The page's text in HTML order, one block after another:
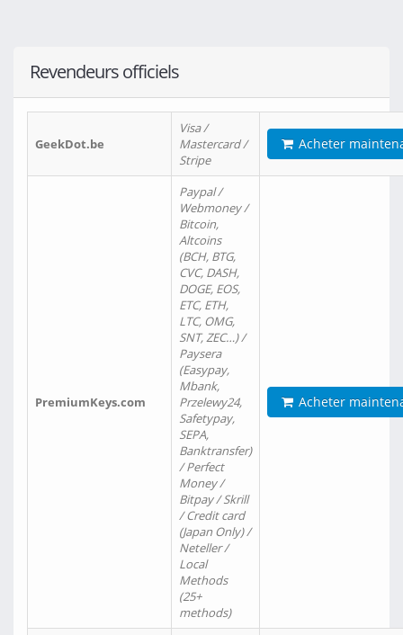
Revendeurs officiels
GeekDot.be
Visa /
Mastercard /
Stripe
Acheter
PremiumKeys.com
Paypal /
Webmoney /
Bitcoin,
Altcoins
(BCH, BTG,
CVC, DASH,
DOGE, EOS,
ETC, ETH,
LTC, OMG,
SNT, ZEC…) /
Paysera
(Easypay,
Mbank,
Przelewy24,
Safetypay,
SEPA,
Banktransfer)
/ Perfect
Money /
Bitpay / Skrill
/ Credit card
(Japan Only) /
Neteller /
Local
Methods
(25+
methods)
Acheter